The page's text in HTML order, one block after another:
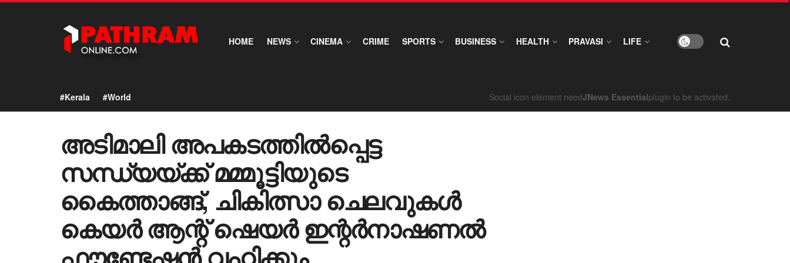
HOME NEWS CINEMA CRIME SPORTS BUSINESS HEALTH PRAVASI LIFE
#Kerala #World Social icon element needJNews Essentialplugin to be activated.
അടിമാലി അപകടത്തിൽപ്പെട്ട
സന്ധ്യയ്ക്ക് മമ്മൂട്ടിയുടെ
കൈത്താങ്ങ്, ചികിത്സാ ചെലവുകൾ
കെയർ ആന്റ് ഷെയർ ഇന്റർനാഷണൽ